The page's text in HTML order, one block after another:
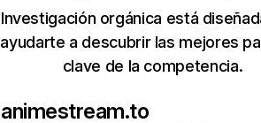
Investigación orgánica está
ayudarte a descubrir las mejores
clave de la competencia.
animestream.to